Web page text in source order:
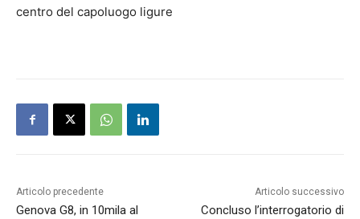
centro del capoluogo ligure
Articolo precedente
Genova G8, in 10mila al
Articolo successivo
Concluso l’interrogatorio di